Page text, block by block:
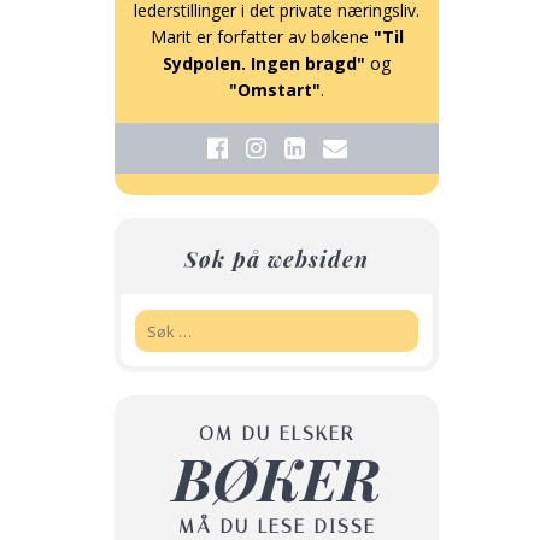
lederstillinger i det private næringsliv.
Marit er forfatter av bøkene "Til
Sydpolen. Ingen bragd" og
"Omstart".
Søk på websiden
OM DU ELSKER
BØKER
MÅ DU LESE DISSE